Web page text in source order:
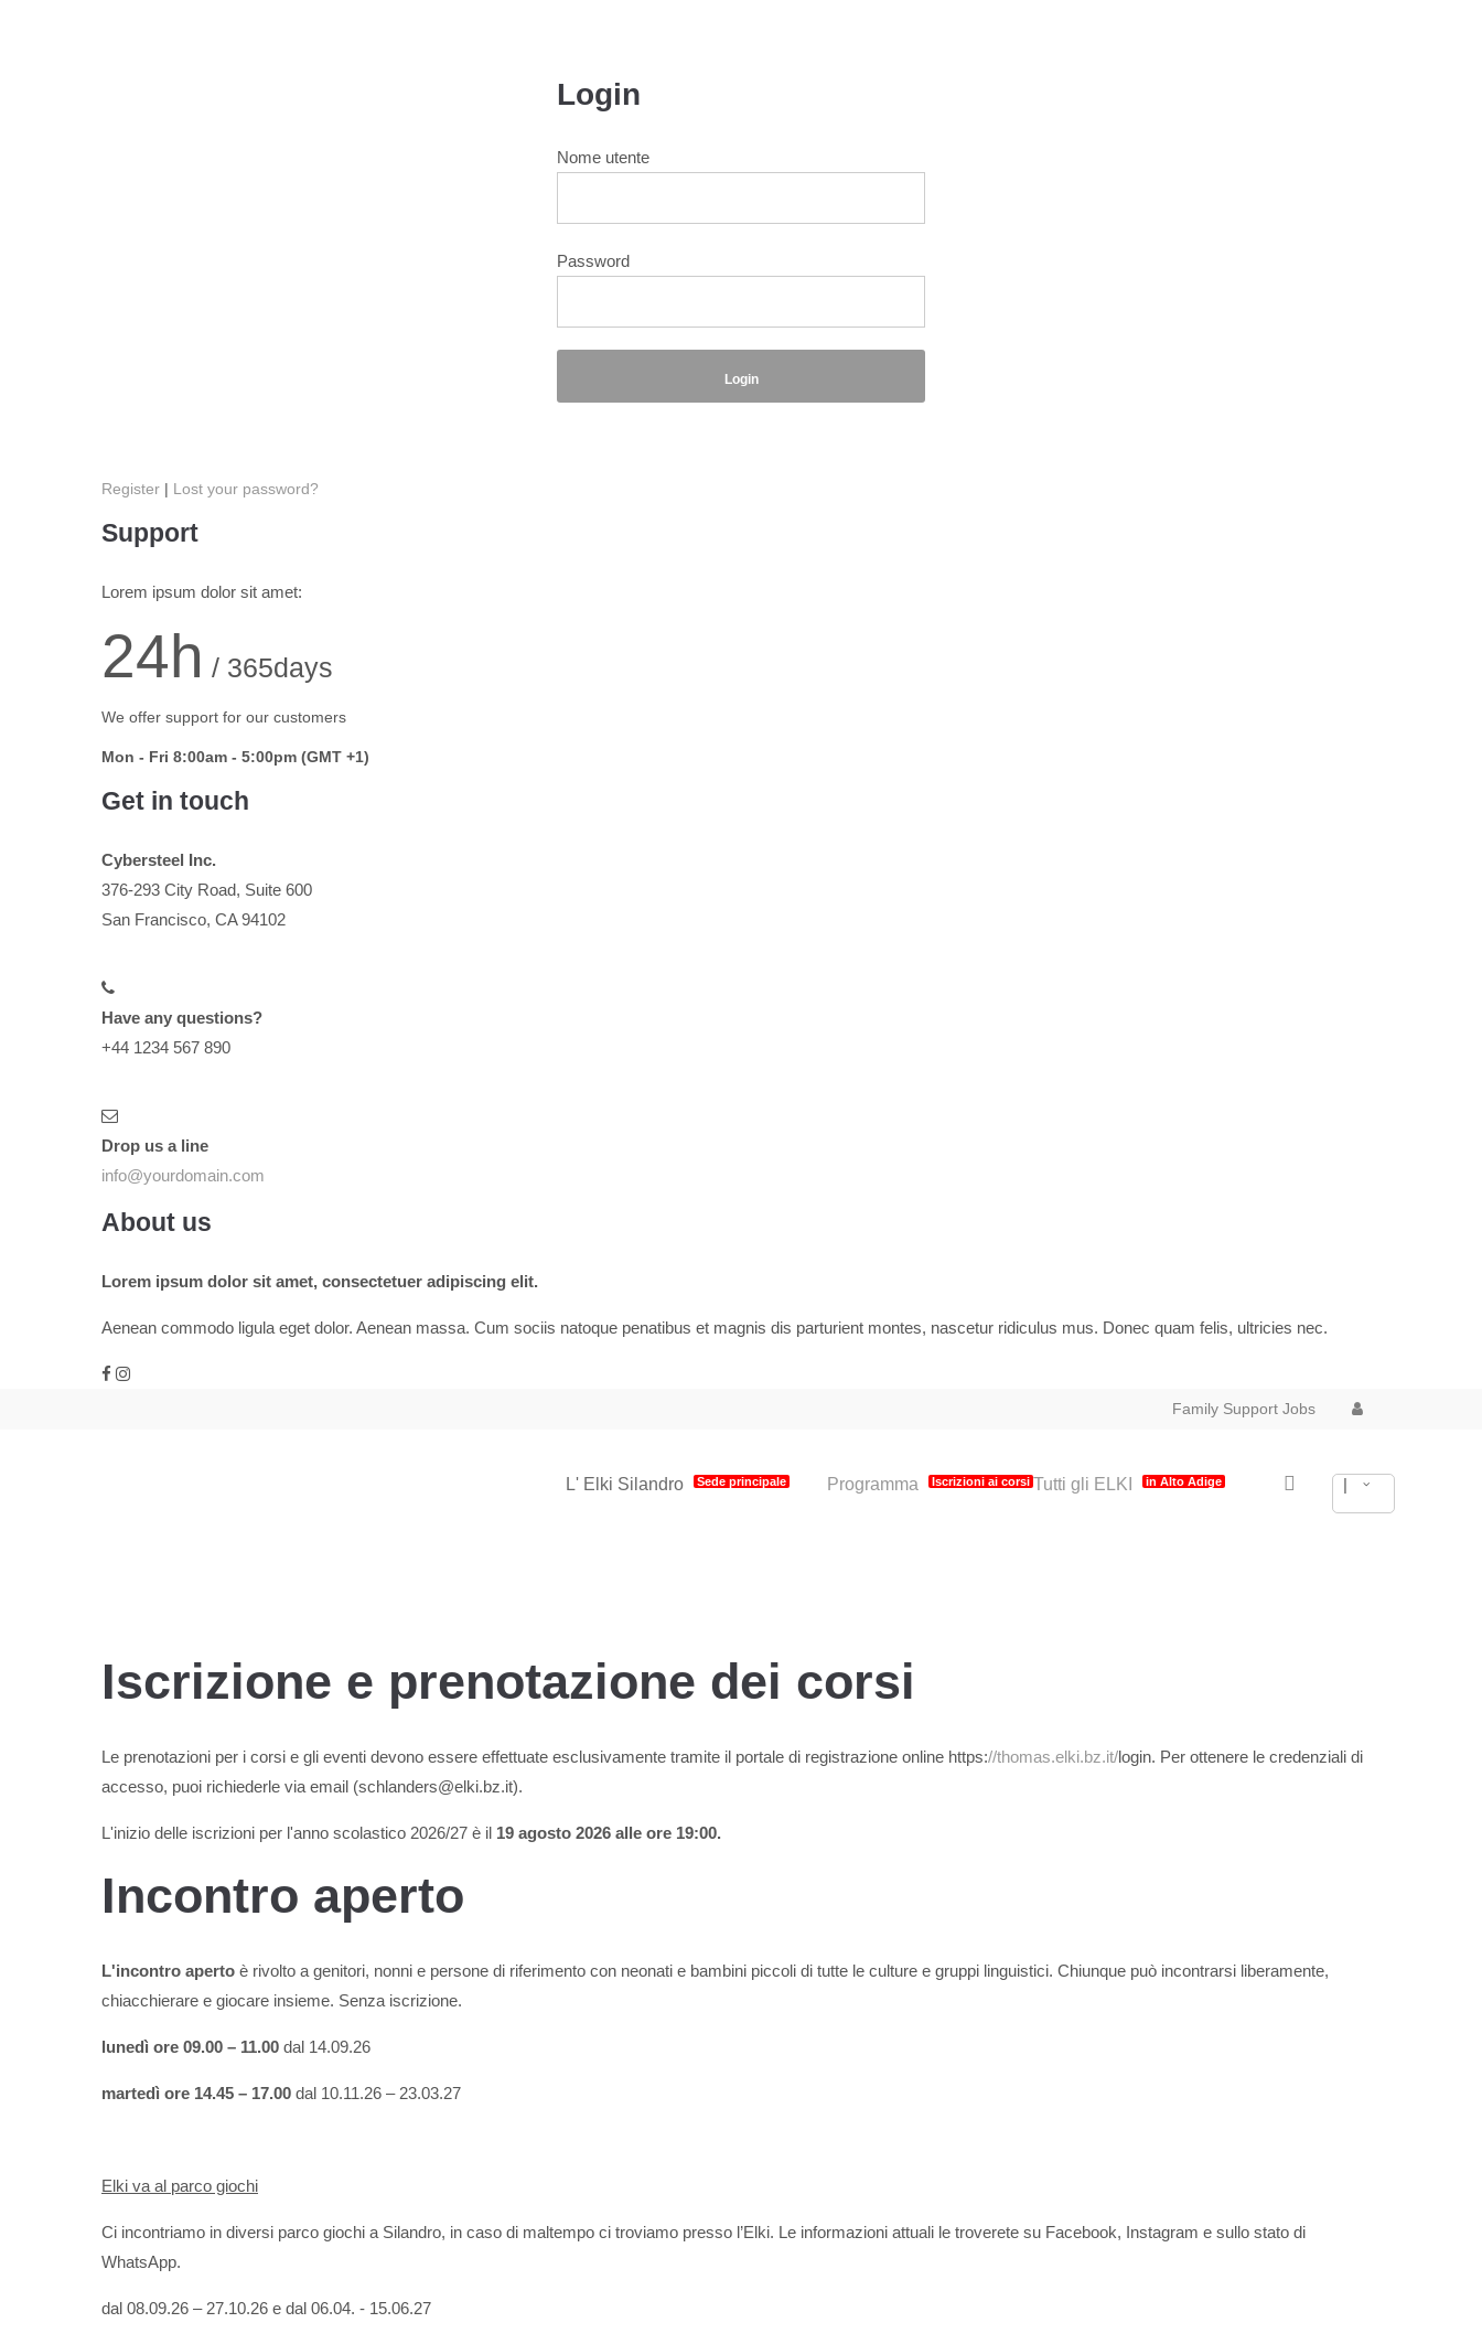
Login
Nome utente
Password
Login
Register | Lost your password?
Support
Lorem ipsum dolor sit amet:
24h / 365days
We offer support for our customers
Mon - Fri 8:00am - 5:00pm (GMT +1)
Get in touch
Cybersteel Inc.
376-293 City Road, Suite 600
San Francisco, CA 94102
Have any questions?
+44 1234 567 890
Drop us a line
info@yourdomain.com
About us
Lorem ipsum dolor sit amet, consectetuer adipiscing elit.
Aenean commodo ligula eget dolor. Aenean massa. Cum sociis natoque penatibus et magnis dis parturient montes, nascetur ridiculus mus. Donec quam felis, ultricies nec.
Family Support Jobs
|
Tutti gli ELKI in Alto Adige
L' Elki Silandro Sede principale Programma Iscrizioni ai corsi
Iscrizione e prenotazione dei corsi
Le prenotazioni per i corsi e gli eventi devono essere effettuate esclusivamente tramite il portale di registrazione online https://thomas.elki.bz.it/login. Per ottenere le credenziali di
accesso, puoi richiederle via email (schlanders@elki.bz.it).
L'inizio delle iscrizioni per l'anno scolastico 2026/27 è il 19 agosto 2026 alle ore 19:00.
Incontro aperto
L'incontro aperto è rivolto a genitori, nonni e persone di riferimento con neonati e bambini piccoli di tutte le culture e gruppi linguistici. Chiunque può incontrarsi liberamente,
chiacchierare e giocare insieme. Senza iscrizione.
lunedì ore 09.00 – 11.00 dal 14.09.26
martedì ore 14.45 – 17.00 dal 10.11.26 – 23.03.27
Elki va al parco giochi
Ci incontriamo in diversi parco giochi a Silandro, in caso di maltempo ci troviamo presso l’Elki. Le informazioni attuali le troverete su Facebook, Instagram e sullo stato di
WhatsApp.
dal 08.09.26 – 27.10.26 e dal 06.04. - 15.06.27